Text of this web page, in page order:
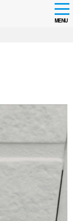
MENU